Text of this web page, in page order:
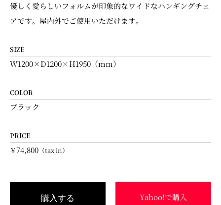
優しく愛らしいフォルムが印象的なワイドなハンギングチェ
アです。屋内外でご使用いただけます。
SIZE
W1200×D1200×H1950（mm）
COLOR
ブラック
PRICE
￥74,800 （tax in）
購入する Yahoo!で購入